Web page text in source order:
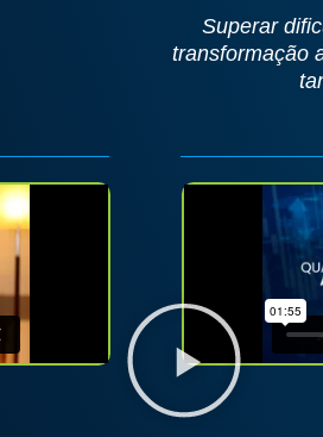
Superar
transformação